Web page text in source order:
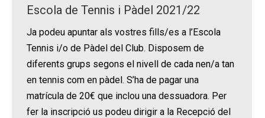
Escola de Tennis i Pàdel 2021/22
Ja podeu apuntar als vostres fills/es a l’Escola
Tennis i/o de Pàdel del Club. Disposem de
diferents grups segons el nivell de cada nen/a tan
en tennis com en pàdel. S’ha de pagar una
matrícula de 20€ que inclou una dessuadora. Per
fer la inscripció us podeu dirigir a la Recepció del